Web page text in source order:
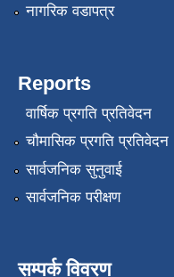
नागरिक वडापत्र
Reports
वार्षिक प्रगति प्रतिवेदन
चौमासिक प्रगति प्रतिवेदन
सार्वजनिक सुनुवाई
सार्वजनिक परीक्षण
सम्पर्क विवरण